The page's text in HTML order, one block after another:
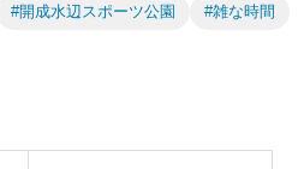
#開成水辺スポーツ公園
#雑な時間